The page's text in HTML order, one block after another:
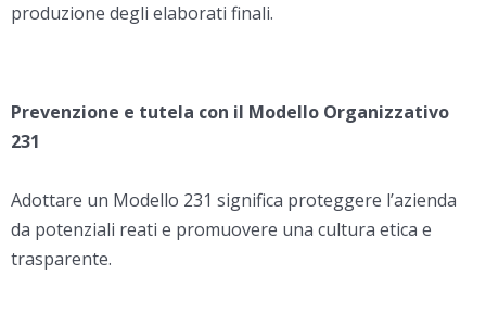
produzione degli elaborati finali.
Prevenzione e tutela con il Modello Organizzativo
231
Adottare un Modello 231 significa proteggere l’azienda
da potenziali reati e promuovere una cultura etica e
trasparente.